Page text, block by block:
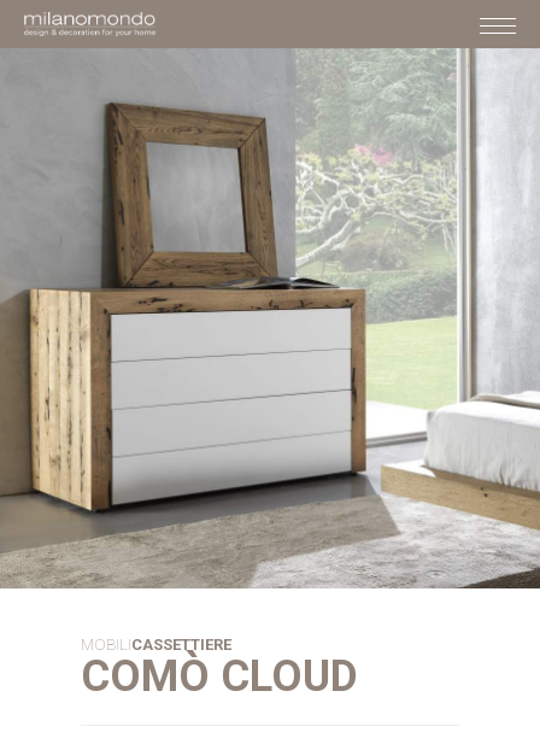
COMò CLOUD
HOME › MOBILI ›
MOBILICASSETTIERE
COMÒ CLOUD